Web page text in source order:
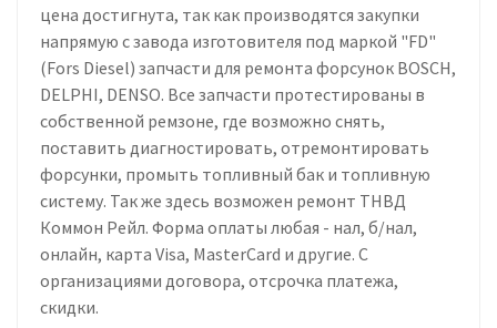
цена достигнута, так как производятся закупки
напрямую с завода изготовителя под маркой "FD"
(Fors Diesel) запчасти для ремонта форсунок BOSCH,
DELPHI, DENSO. Все запчасти протестированы в
собственной ремзоне, где возможно снять,
поставить диагностировать, отремонтировать
форсунки, промыть топливный бак и топливную
систему. Так же здесь возможен ремонт ТНВД
Коммон Рейл. Форма оплаты любая - нал, б/нал,
онлайн, карта Visa, MasterCard и другие. С
организациями договора, отсрочка платежа,
скидки.